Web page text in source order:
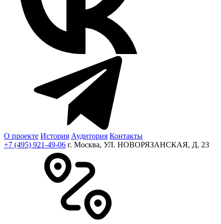
О проекте История Аудитория Контакты
+7 (495) 921-49-06 г. Москва, УЛ. НОВОРЯЗАНСКАЯ, Д. 23